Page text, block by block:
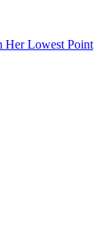
Her Lowest Point